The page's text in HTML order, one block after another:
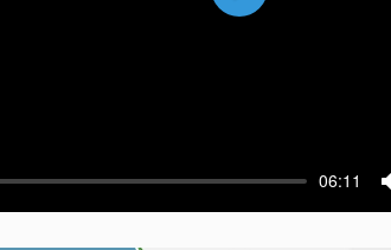
06:11
Воспроизвести